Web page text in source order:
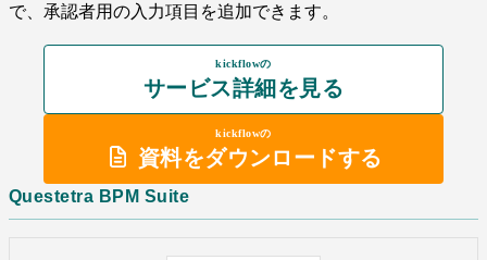
で、承認者用の入力項目を追加できます。
kickflowの
サービス詳細を見る
kickflowの
資料をダウンロードする
Questetra BPM Suite